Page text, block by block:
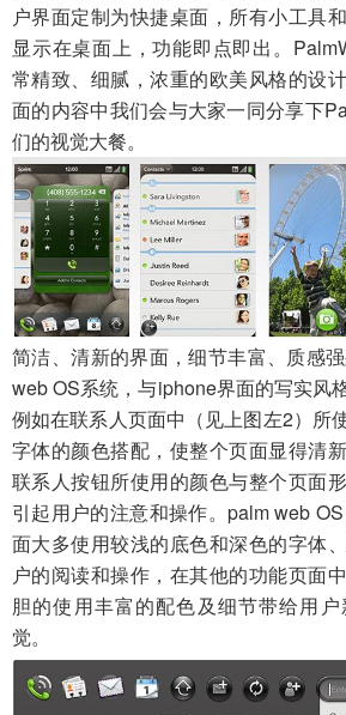
户界面定制为快捷桌面，所有小工具
显示在桌面上，功能即点即出。
常精致、细腻，浓重的欧美风格的设
面的内容中我们会与大家一同分享下
们的视觉大餐。
简洁、清新的界面，细节丰富、质感
web OS系统，与iphone界面的写实风
例如在联系人页面中（见上图左2）所
字体的颜色搭配，使整个页面显得清
联系人按钮所使用的颜色与整个页面
引起用户的注意和操作。palm web
面大多使用较浅的底色和深色的字体
户的阅读和操作，在其他的功能页面
胆的使用丰富的配色及细节带给用
觉。